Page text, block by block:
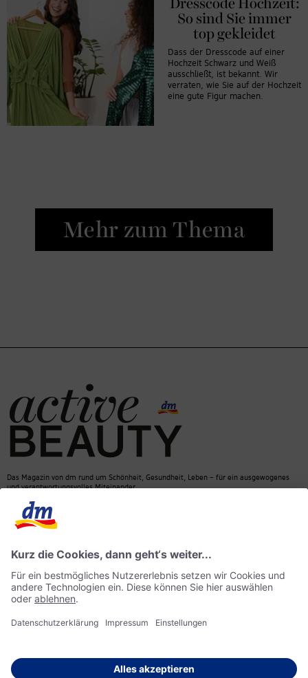
Dresscode Hochzeit:
So sind Sie immer
top gekleidet
Dass der Dresscode auf einer
Hochzeit Schwarz und Weiß
ausschließt, ist bekannt. Wir
verraten, wie Sie auf der Hochzeit
eine gute Figur machen.
Mehr zum Thema
Das Magazin von dm rund um Schönheit, Gesundheit, Leben – für ein ausgewogenes
und verantwortungsvolles Miteinander.